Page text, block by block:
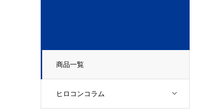
商品一覧
ヒロコンコラム